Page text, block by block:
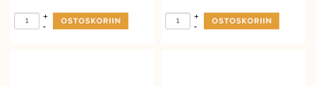
-
+
-
+